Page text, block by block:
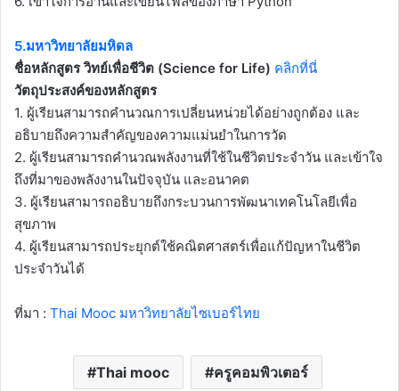
5.มหาวิทยาลัยมหิดล
ชื่อหลักสูตร วิทย์เพื่อชีวิต (Science for Life) คลิกที่นี่
วัตถุประสงค์ของหลักสูตร
1. ผู้เรียนสามารถคำนวณการเปลี่ยนหน่วยได้อย่างถูกต้อง และ
อธิบายถึงความสำคัญของความแม่นยำในการวัด
2. ผู้เรียนสามารถคำนวณพลังงานที่ใช้ในชีวิตประจำวัน และเข้าใจ
ถึงที่มาของพลังงานในปัจจุบัน และอนาคต
3. ผู้เรียนสามารถอธิบายถึงกระบวนการพัฒนาเทคโนโลยีเพื่อ
สุขภาพ
4. ผู้เรียนสามารถประยุกต์ใช้คณิตศาสตร์เพื่อแก้ปัญหาในชีวิต
ประจำวันได้
ที่มา : Thai Mooc มหาวิทยาลัยไซเบอร์ไทย
Thai mooc ครูคอมพิวเตอร์